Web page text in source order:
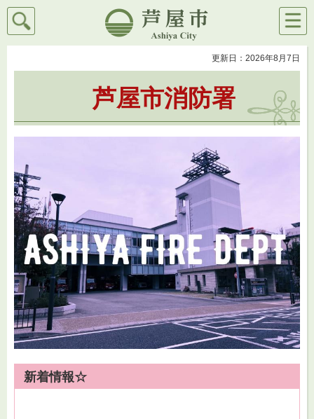
芦屋市
検索
メニ
ュー
更新日：2026年8月7日
芦屋市消防署
新着情報☆